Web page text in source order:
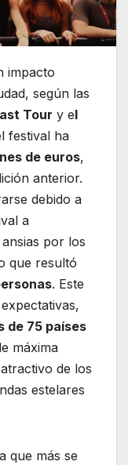
impacto
según las
Tour y el
festival ha
de euros,
anterior.
debido a
a
por los
que resultó
. Este
de 75 países
máxima
de los
estelares
que más se